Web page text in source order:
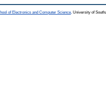
of Electronics and Computer Science, University of